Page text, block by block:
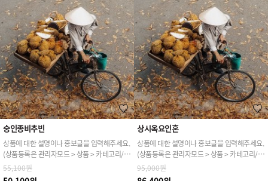
숭인종비추빈
상품에 대한 설명이나 홍보글을 입력해주세요.
(상품등록은 관리자모드 > 상품 > 카테고리/상품관리 > 상품등록 가능)
55,100원
상시옥요인혼
상품에 대한 설명이나 홍보글을 입력해주세요.
(상품등록은 관리자모드 > 상품 > 카테고리/상품관리 > 상품등록 가능)
95,000원